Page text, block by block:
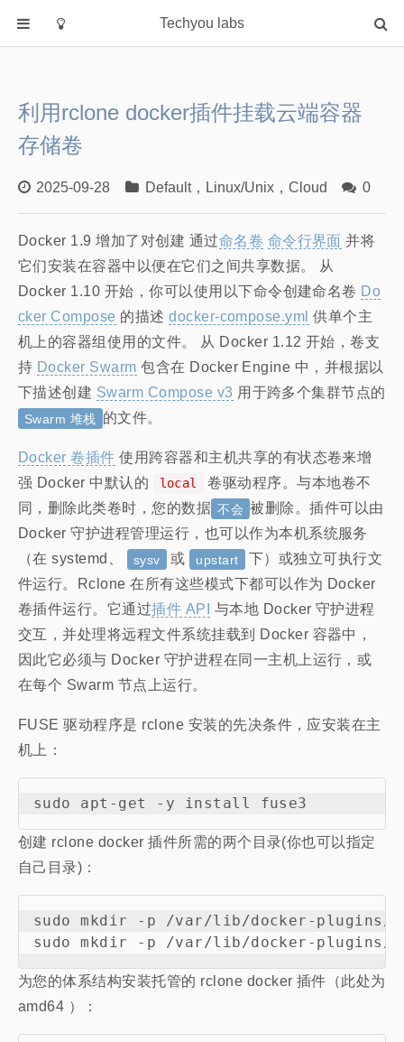
Techyou labs
Default
Linux/Unix
Database
Cloud
Networking
Security
Programming
关于作者
利用rclone docker插件挂载云端容器
存储卷
2025-09-28 Default， Linux/Unix， Cloud 0
Docker 1.9 增加了对创建 通过命名卷 命令行界面 并将
它们安装在容器中以便在它们之间共享数据。 从
Docker 1.10 开始，你可以使用以下命令创建命名卷 Do
cker Compose 的描述docker-compose.yml 供单个主
机上的容器组使用的文件。 从 Docker 1.12 开始，卷支
持 Docker Swarm 包含在 Docker Engine 中，并根据以
下描述创建 Swarm Compose v3 用于跨多个集群节点的
Swarm 堆栈 的文件。
Docker 卷插件 使用跨容器和主机共享的有状态卷来增
强 Docker 中默认的
local
卷驱动程序。与本地卷不
同，删除此类卷时，您的数据 不会 被删除。插件可以由
Docker 守护进程管理运行，也可以作为本机系统服务
（在 systemd、
sysv 或 upstart
下）或独立可执行文
件运行。Rclone 在所有这些模式下都可以作为 Docker
卷插件运行。它通过插件 API
与本地 Docker 守护进程
交互，并处理将远程文件系统挂载到 Docker 容器中，
因此它必须与 Docker 守护进程在同一主机上运行，或
在每个 Swarm 节点上运行。
FUSE 驱动程序是 rclone 安装的先决条件，应安装在主
机上：
创建 rclone docker 插件所需的两个目录(你也可以指定
自己目录)：
sudo mkdir -p /var/lib/docker-plugins/
为您的体系结构安装托管的 rclone docker 插件（此处为
amd64 ）：